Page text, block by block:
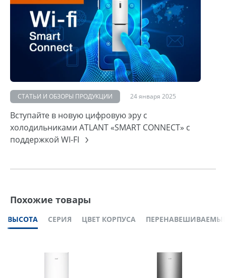
СТАТЬИ И ОБЗОРЫ ПРОДУКЦИИ 24 января 2025
Вступайте в новую цифровую эру с
холодильниками ATLANT «SMART CONNECT» с
поддержкой WI-FI
Похожие товары
ВЫСОТА СЕРИЯ ЦВЕТ КОРПУСА